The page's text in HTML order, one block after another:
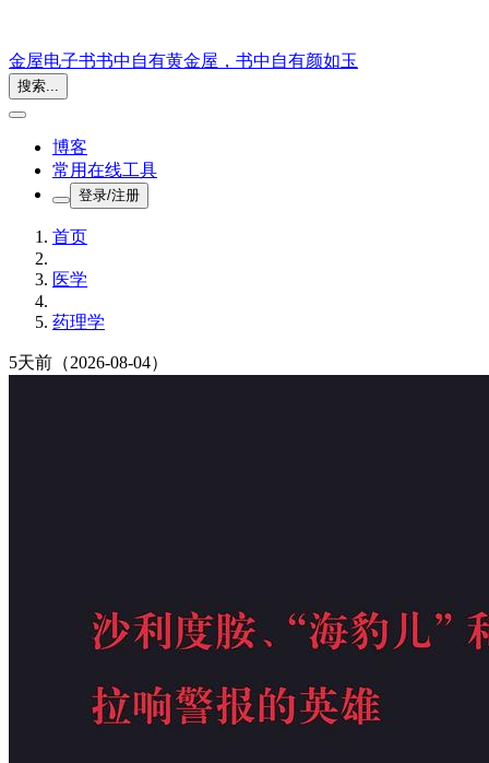
金屋电子书书中自有黄金屋，书中自有颜如玉
搜索...
博客
常用在线工具
登录/注册
首页
医学
药理学
5天前 （2026-08-04）